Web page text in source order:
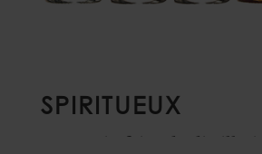
SPIRITUEUX